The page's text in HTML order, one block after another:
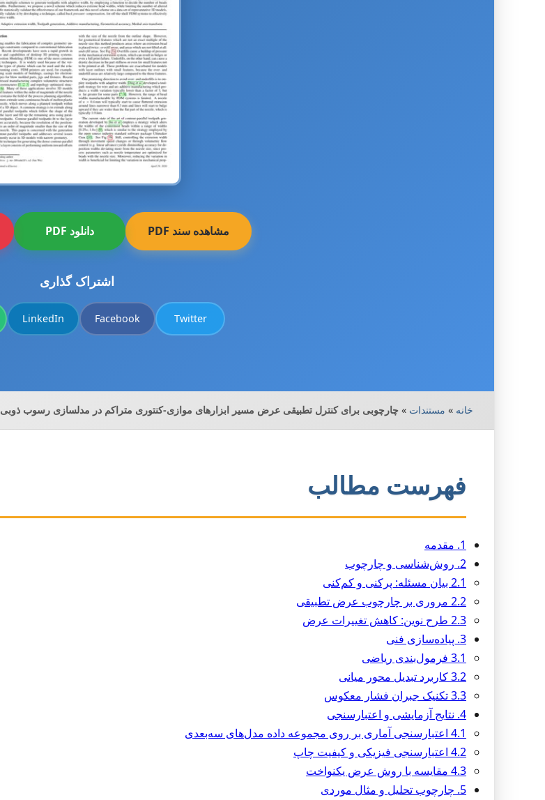
مشاهده سند PDF دانلود PDF
اشتراک گذاری
Twitter
Facebook
LinkedIn
خانه » مستندات » چارچوبی برای کنترل تطبیقی عرض مسیر ابزارهای موازی-کنتوری متراکم در مدلسازی رسوب ذوبی
فهرست مطالب
1. مقدمه
2. روش‌شناسی و چارچوب
2.1 بیان مسئله: پرکنی و کم‌کنی
2.2 مروری بر چارچوب عرض تطبیقی
2.3 طرح نوین: کاهش تغییرات عرض
3. پیاده‌سازی فنی
3.1 فرمول‌بندی ریاضی
3.2 کاربرد تبدیل محور میانی
3.3 تکنیک جبران فشار معکوس
4. نتایج آزمایشی و اعتبارسنجی
4.1 اعتبارسنجی آماری بر روی مجموعه داده مدل‌های سه‌بعدی
4.2 اعتبارسنجی فیزیکی و کیفیت چاپ
4.3 مقایسه با روش عرض یکنواخت
5. چارچوب تحلیل و مثال موردی